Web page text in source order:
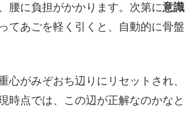
腰に負担がかかります。次第に意識
てあごを軽く引くと、自動的に骨盤
心がみぞおち辺りにリセットされ、
時点では、この辺が正解なのかなと